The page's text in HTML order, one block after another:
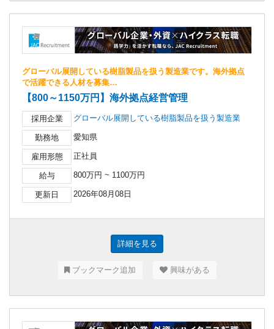
グローバル展開している樹脂製品を扱う製造業です。海外拠点
で活躍できる人材を募集…
【800～1150万円】海外拠点経営管理
採用企業 グローバル展開している樹脂製品を扱う製造業
勤務地 愛知県
雇用形態 正社員
給与 800万円 ~ 1100万円
更新日 2026年08月08日
詳細を見る
ブックマーク追加 興味がある